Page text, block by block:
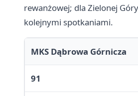
rewanżowej; dla Zielonej
kolejnymi spotkaniami.
MKS Dąbrowa Górnicza
91